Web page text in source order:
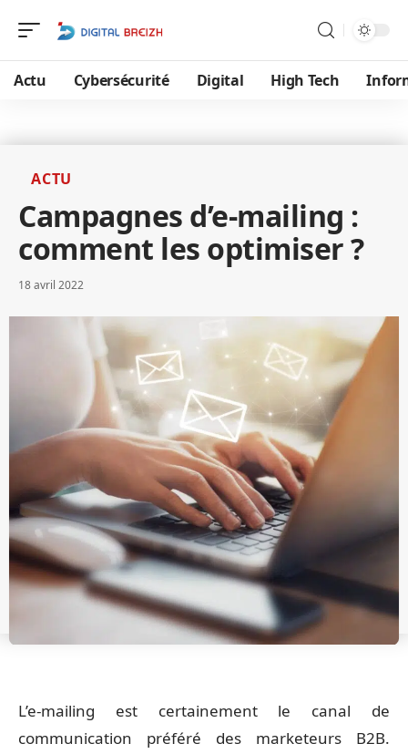
Actu Cybersécurité Digital High Tech
ACTU
Campagnes d’e-mailing :
comment les optimiser ?
18 avril 2022
L’e-mailing est certainement le canal de
communication préféré des marketeurs B2B.